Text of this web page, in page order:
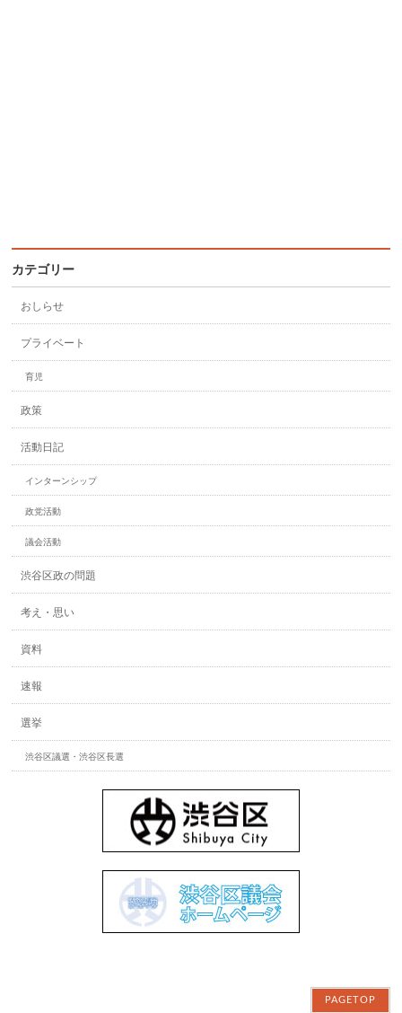
カテゴリー
おしらせ
プライベート
育児
政策
活動日記
インターンシップ
政党活動
議会活動
渋谷区政の問題
考え・思い
資料
速報
選挙
渋谷区議選・渋谷区長選
PAGETOP